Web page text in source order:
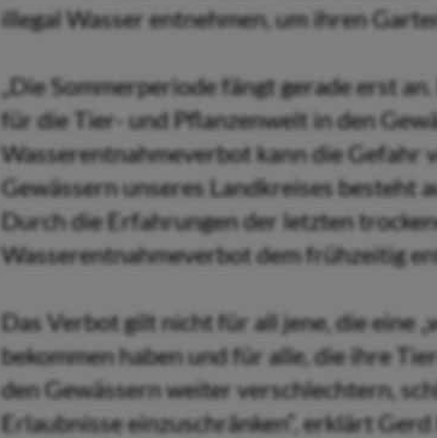
illegal Wasser entnehmen, um ihren
„Die Sommerperiode fängt gerade erst
für die Tier- und Pflanzenwelt in den
Wasserentnahmeverbot kann die Gefahr
Gewässern unseres Landkreises besteht
Durch die Erfahrungen der letzten
Wasserentnahmeverbot dem frühzeitig
Das Verbot gilt nicht für all jene, die eine
bekommen haben und für alle, die ihre
den Gewässern weiter verschlechtern,
Erlaubnisse einzuschränken“, erklärt